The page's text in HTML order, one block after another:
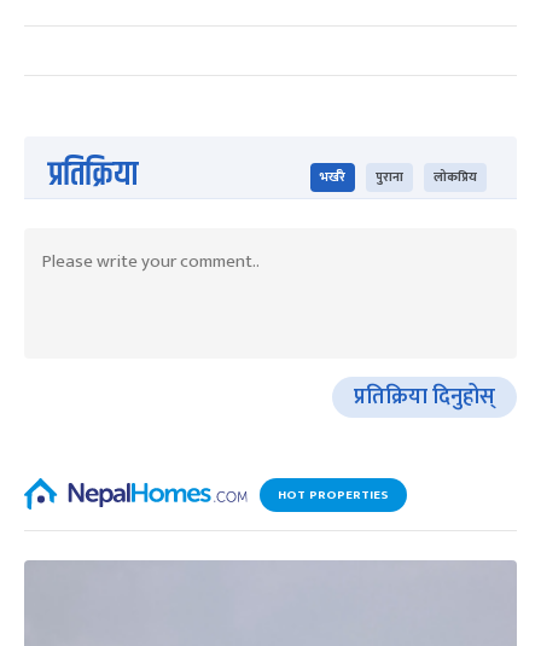
प्रतिक्रिया भर्खरै पुराना लोकप्रिय
प्रतिक्रिया दिनुहोस्
HOT PROPERTIES